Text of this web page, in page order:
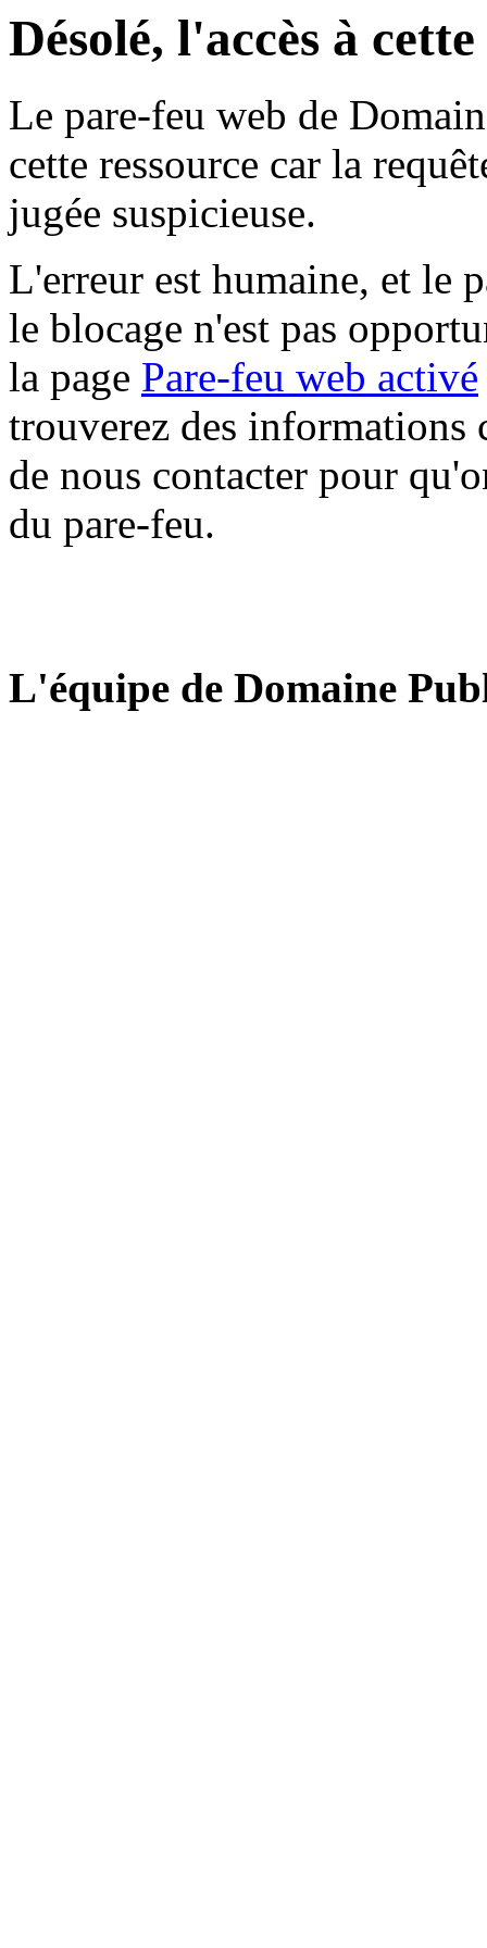
Désolé, l'accès à
Le pare-feu web de
cette ressource car la
jugée suspicieuse.
L'erreur est humaine, et le
le blocage n'est pas
la page Pare-feu web activé
trouverez des informations
de nous contacter pour
du pare-feu.
L'équipe de Domaine